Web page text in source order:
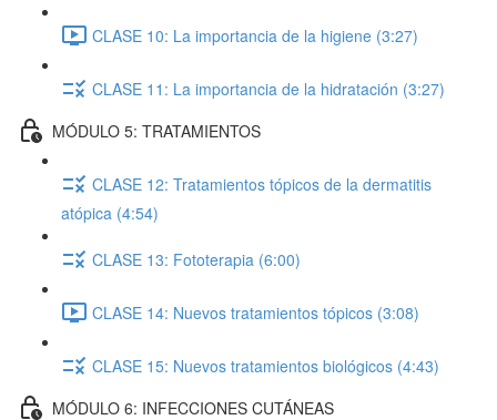
CLASE 10: La importancia de la higiene (3:27)
CLASE 11: La importancia de la hidratación (3:27)
MÓDULO 5: TRATAMIENTOS
CLASE 12: Tratamientos tópicos de la dermatitis
atópica (4:54)
CLASE 13: Fototerapia (6:00)
CLASE 14: Nuevos tratamientos tópicos (3:08)
CLASE 15: Nuevos tratamientos biológicos (4:43)
MÓDULO 6: INFECCIONES CUTÁNEAS